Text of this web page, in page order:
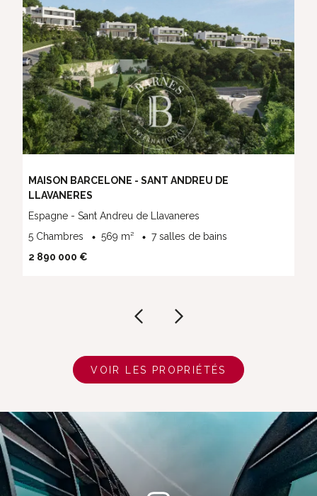
MAISON BARCELONE - SANT ANDREU DE
LLAVANERES
Espagne - Sant Andreu de Llavaneres
5 Chambres
569 m²
7 salles de bains
2 890 000 €
VOIR LES PROPRIÉTÉS